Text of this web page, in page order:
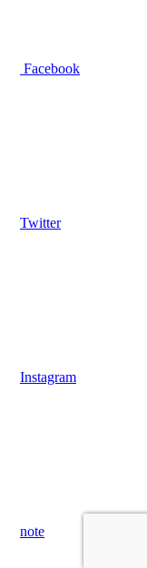
Facebook
Twitter
Instagram
note